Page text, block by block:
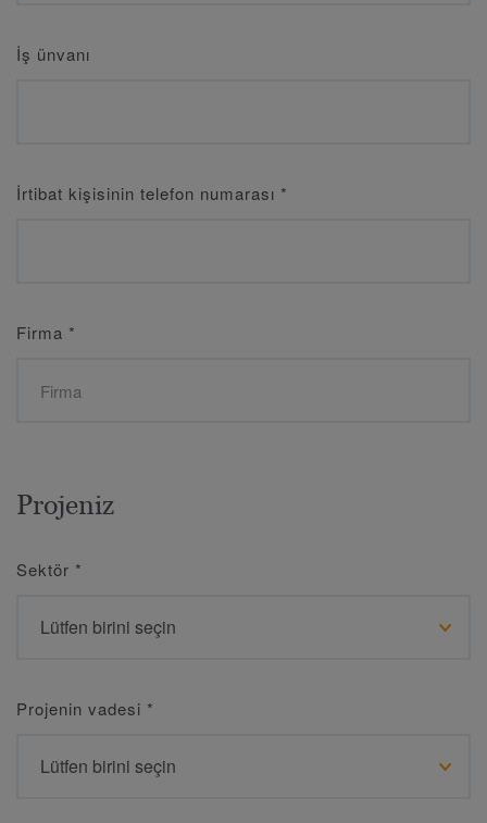
İş ünvanı
İrtibat kişisinin telefon numarası *
Firma *
Projeniz
Sektör *
Projenin vadesi *